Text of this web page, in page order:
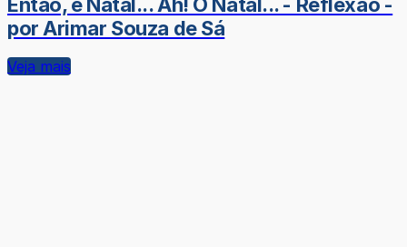
Então, é Natal... Ah! O Natal... - Reflexão -
por Arimar Souza de Sá
Veja mais